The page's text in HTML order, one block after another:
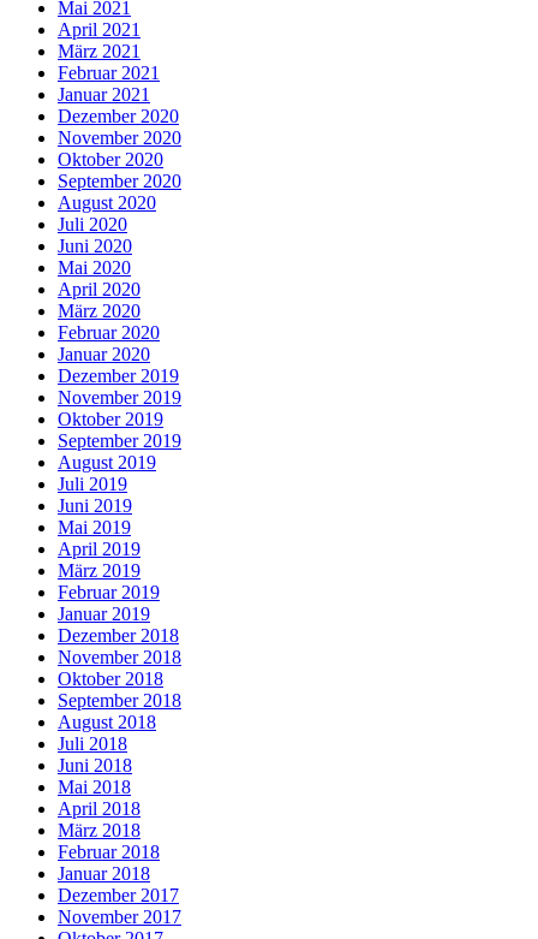
Mai 2021
April 2021
März 2021
Februar 2021
Januar 2021
Dezember 2020
November 2020
Oktober 2020
September 2020
August 2020
Juli 2020
Juni 2020
Mai 2020
April 2020
März 2020
Februar 2020
Januar 2020
Dezember 2019
November 2019
Oktober 2019
September 2019
August 2019
Juli 2019
Juni 2019
Mai 2019
April 2019
März 2019
Februar 2019
Januar 2019
Dezember 2018
November 2018
Oktober 2018
September 2018
August 2018
Juli 2018
Juni 2018
Mai 2018
April 2018
März 2018
Februar 2018
Januar 2018
Dezember 2017
November 2017